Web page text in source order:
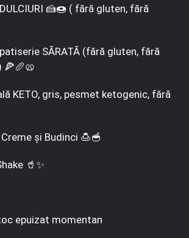
🍰🍩 ( fără gluten, fără
SĂRATĂ (fără gluten, fără
🍕🥖🥨
KETO, gris, pesmet ketogenic, fără
și Budinci 🍮🥣
🥤✨
epuizat momentan